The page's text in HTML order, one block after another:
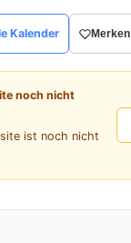
Kalender Merken
noch nicht
ist noch nicht